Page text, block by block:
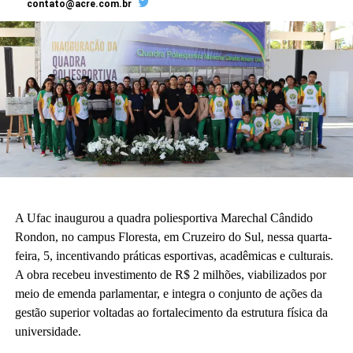
No final do projeto, estudantes, produtores e técnicos farão
visitas de campo para observação das tecnologias construídas.
No9º Interpet Ufac-2026, ocorrido em 16 e 17 de julho, no
campus-sede, reunindo Programas de Educação Tutorial (PETs)
da Ufac, a coordenadora do projeto, professora Marilene Santos,
apresentou-o na palestra de abertura do evento.
“Foi uma oportunidade para dar transparência ao uso do recurso
[Secretarias de Agricultura Municipais e o Incra], a pluralidade e
o protagonismo feminino presentes, os planejamentos
participativos adotados, a logística desafiadora e a participação e
alunos de graduação e pós-graduação”, disse Marilene.
Idealização do projeto
contato@acre.com.br
A Ufac inaugurou a quadra poliesportiva Marechal Cândido
Rondon, no campus Floresta, em Cruzeiro do Sul, nessa quarta-
feira, 5, incentivando práticas esportivas, acadêmicas e culturais.
A obra recebeu investimento de R$ 2 milhões, viabilizados por
meio de emenda parlamentar, e integra o conjunto de ações da
gestão superior voltadas ao fortalecimento da estrutura física da
universidade.